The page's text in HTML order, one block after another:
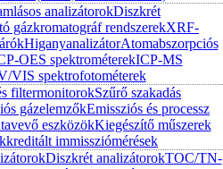
analizátorokDiszkrét
gázkromatográf rendszerekXRF-
HiganyanalizátorAtomabszorpciós
OES spektrométerekICP-MS
VIS spektrofotométerek
filtermonitorokSzűrő szakadás
gázelemzőkEmissziós és processz
eszközökKiegészítő műszerek
immissziómérések
Diszkrét analizátorokTOC/TN-